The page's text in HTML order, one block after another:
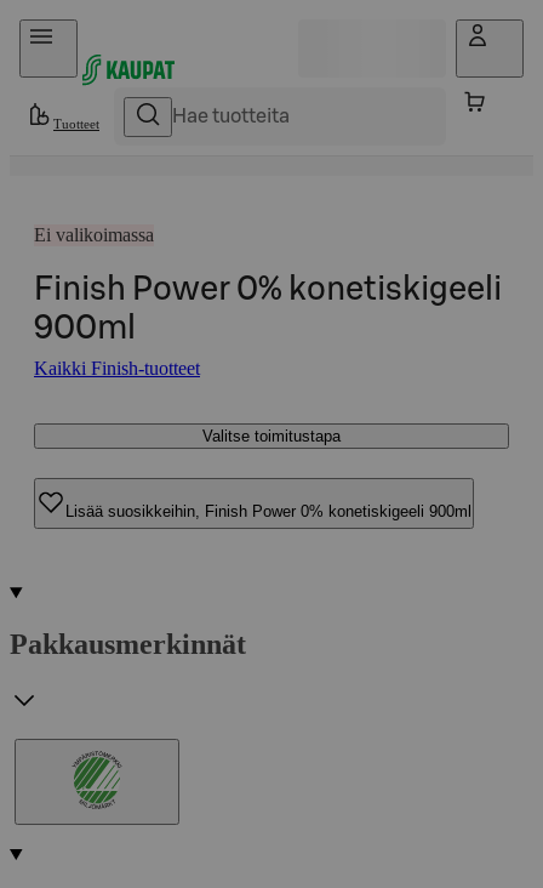
Hyppää sisältöön
Tuotteet
Ei valikoimassa
Finish Power 0% konetiskigeeli
900ml
Kaikki Finish-tuotteet
Valitse toimitustapa
Lisää suosikkeihin, Finish Power 0% konetiskigeeli 900ml
Pakkausmerkinnät